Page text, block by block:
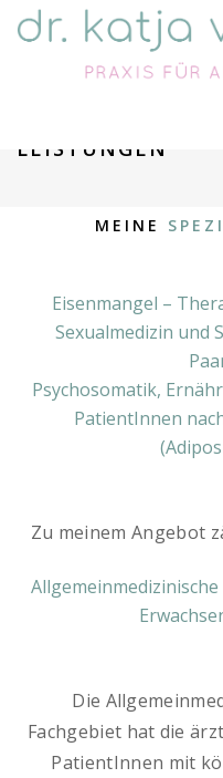
LEISTUNGEN
MEINE
Eisenmangel –
Sexualmedizin und
Psychosomatik,
PatientInnen
Zu meinem Angebot
Die
Fachgebiet hat die
PatientInnen mit